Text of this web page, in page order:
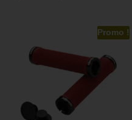
Promo !